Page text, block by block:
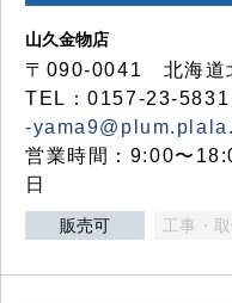
山久金物店
〒090-0041 北海道
TEL：0157-23-
-
営業時間：9:00〜
日
販売可 工事・